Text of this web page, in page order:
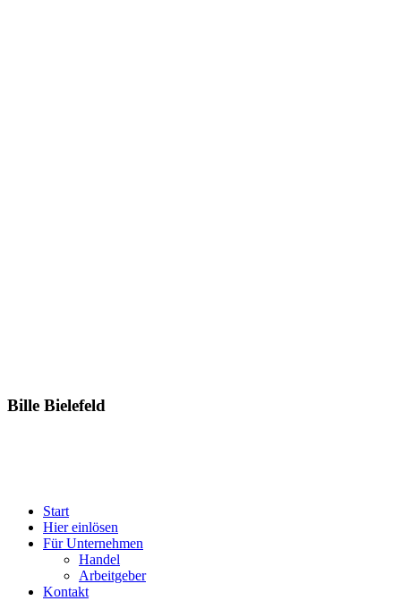
Bille Bielefeld
Start
Hier einlösen
Für Unternehmen
Handel
Arbeitgeber
Kontakt